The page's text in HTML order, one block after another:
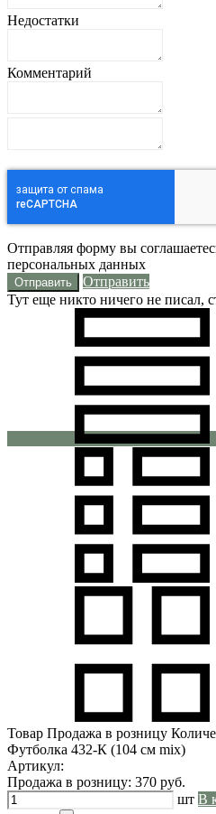
Недостатки
Комментарий
Отправляя форму вы
персональных данных
Отправить
Тут еще никто ничего не писал,
Товар Продажа в розницу
Футболка 432-К (104 см mix)
Артикул:
Продажа в розницу: 370 руб.
шт В